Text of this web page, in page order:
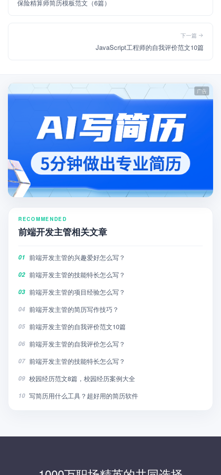
保险精算师简历模板范文（6篇）
下一篇
JavaScript工程师的自我评价范文10篇
RECOMMENDED
前端开发主管相关文章
01 前端开发主管的兴趣爱好怎么写？
02 前端开发主管的技能特长怎么写？
03 前端开发主管的项目经验怎么写？
04 前端开发主管的简历写作技巧？
05 前端开发主管的自我评价范文10篇
06 前端开发主管的自我评价怎么写？
07 前端开发主管的技能特长怎么写？
09 校园经历范文8篇，校园经历案例大全
10 写简历用什么工具？超好用的简历软件